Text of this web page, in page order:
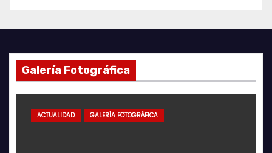
Galería Fotográfica
ACTUALIDAD GALERÍA FOTOGRÁFICA